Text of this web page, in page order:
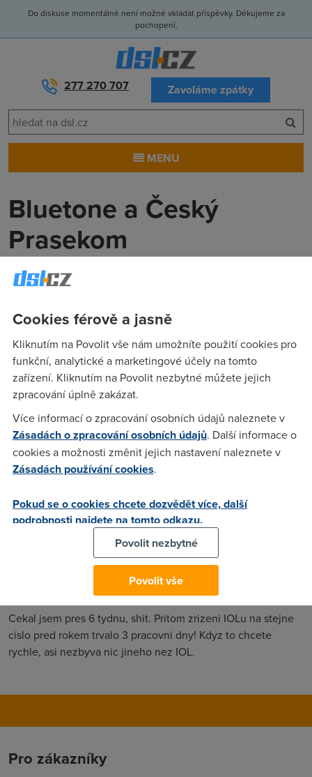
Do diskuse momentálně není možné vkládat příspěvky. Děkujeme za
pochopení.
277 270 707 Zavoláme zpátky
MENU
Bluetone a Český
Prasekom
Zwick(9.8.2004 19:13:59)
pořád nic... tak jsem zavolal na Help linku BT , řekli mi, že to
se mi to zřídí do 21 dnů.. co mám dělat? Máte nějaké
zkušenosti?
RN(9.8.2004 21:57:26)
Jo, to znám, trvá to něco přes měsíc, Žlutá příšera zdržuje a
dělá naschvály... Co dělat - počkat a vydržet!!!
Ghostman(10.8.2004 11:03:58)
mel sis to zridit pres telecom a mel bys to hotovy asi tak do 1
(10.8.2004 17:25:59)
Cekal jsem pres 6 tydnu, shit. Pritom zrizeni IOLu na stejne
cislo pred rokem trvalo 3 pracovni dny! Kdyz to chcete
rychle, asi nezbyva nic jineho nez IOL.
Pro zákazníky
Cookies férově a jasně
Kliknutím na Povolit vše nám umožníte použití cookies pro
funkční, analytické a marketingové účely na tomto
zařízení. Kliknutím na Povolit nezbytné můžete jejich
zpracování úplně zakázat.
Více informací o zpracování osobních údajů naleznete v
Zásadách o zpracování osobních údajů. Další informace o
cookies a možnosti změnit jejich nastavení naleznete v
Zásadách používání cookies.
Pokud se o cookies chcete dozvědět více, další
podrobnosti najdete na tomto odkazu.
Povolit nezbytné
Povolit vše